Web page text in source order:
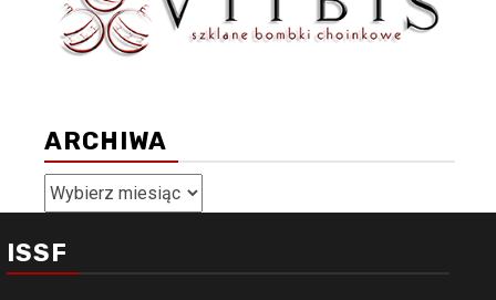
ARCHIWA
Archiwa
ISSF